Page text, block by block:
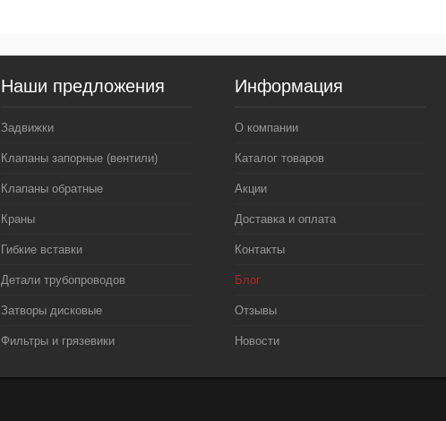
Наши предложения
Задвижки
Клапаны запорные (вентили)
Клапаны обратные
Краны
Гибкие вставки
Детали трубопроводов
Затворы дисковые
Фильтры и грязевики
Информация
О компании
Каталог товаров
Акции
Доставка и оплата
Контакты
Блог
Отзывы
Новости